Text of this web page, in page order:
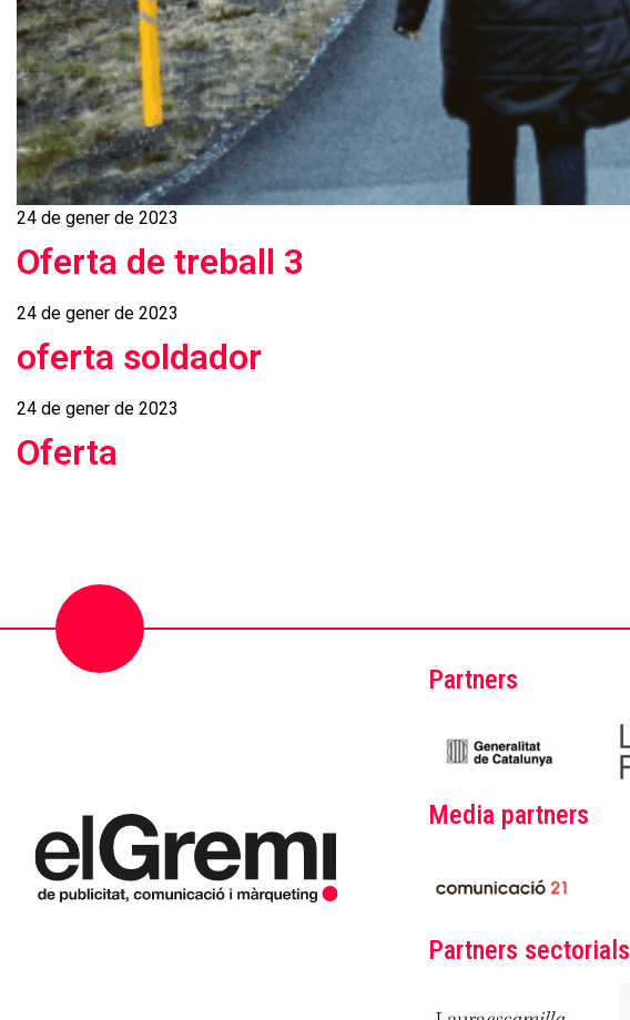
24 de gener de 2023
Oferta de treball 3
24 de gener de 2023
oferta soldador
24 de gener de 2023
Oferta
Partners
Media partners
Partners sectorials